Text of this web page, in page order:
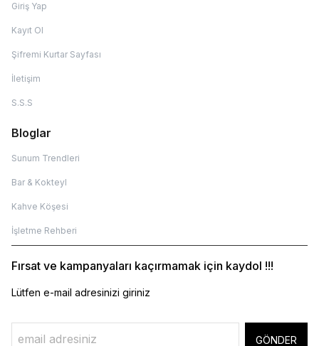
Giriş Yap
Kayıt Ol
Şifremi Kurtar Sayfası
İletişim
S.S.S
Bloglar
Sunum Trendleri
Bar & Kokteyl
Kahve Köşesi
İşletme Rehberi
Fırsat ve kampanyaları kaçırmamak için kaydol !!!
Lütfen e-mail adresinizi giriniz
GÖNDER